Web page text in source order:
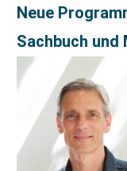
Neue
Sachbuch und